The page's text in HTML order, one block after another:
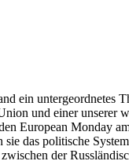
ein untergeordnetes
und einer unserer
European Monday
das politische
der